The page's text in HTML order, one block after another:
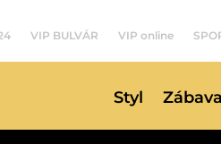
VIP BULVÁR VIP online
Styl Zábava